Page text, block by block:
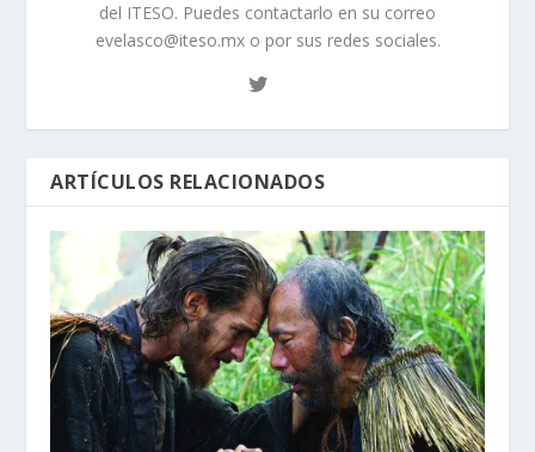
del ITESO. Puedes contactarlo en su correo
evelasco@iteso.mx o por sus redes sociales.
ARTÍCULOS RELACIONADOS